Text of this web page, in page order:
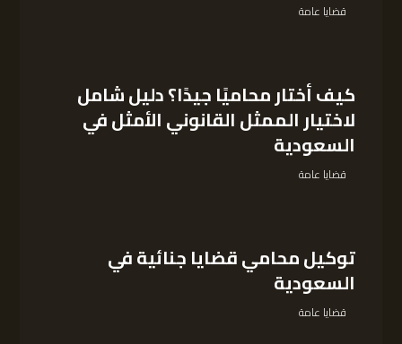
قضايا عامة
كيف أختار محاميًا جيدًا؟ دليل شامل
لاختيار الممثل القانوني الأمثل في
السعودية
قضايا عامة
توكيل محامي قضايا جنائية في
السعودية
قضايا عامة